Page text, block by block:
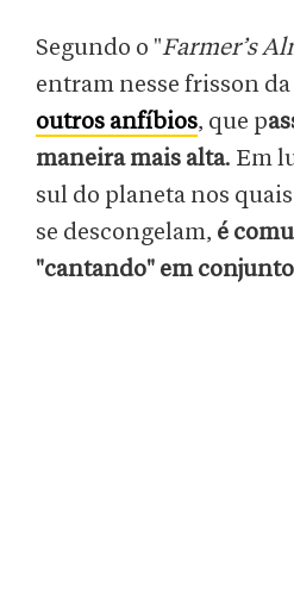
Segundo o "Farmer’s
entram nesse frisson
outros anfíbios, que p
maneira mais alta. Em
sul do planeta nos
se descongelam, é
"cantando" em